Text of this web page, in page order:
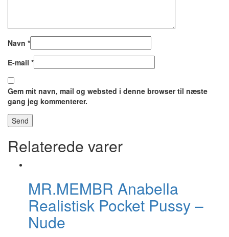
Navn *
E-mail *
Gem mit navn, mail og websted i denne browser til næste
gang jeg kommenterer.
Relaterede varer
MR.MEMBR Anabella
Realistisk Pocket Pussy –
Nude